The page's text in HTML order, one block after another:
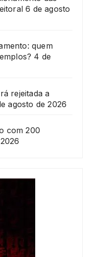
6 de agosto
quem
4 de
rejeitada a
agosto de 2026
com 200